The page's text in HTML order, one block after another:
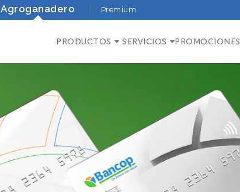
Agroganadero Premium
PRODUCTOS SERVICIOS PROMOCIONES